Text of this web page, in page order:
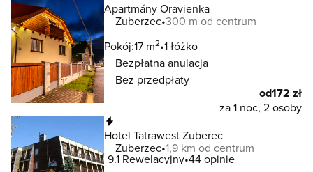
Apartmány Oravienka
Zuberzec 300 m od centrum
Pokój:17 m2 1 łóżko
Bezpłatna anulacja
Bez przedpłaty
od172 zł
za 1 noc, 2 osoby
Hotel Tatrawest Zuberec
Zuberzec 1,9 km od centrum
9.1 Rewelacyjny 44 opinie